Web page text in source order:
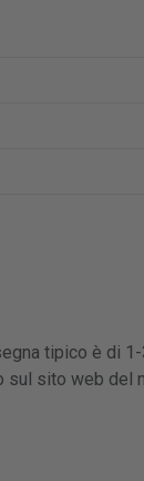
tipico è di
sito web del